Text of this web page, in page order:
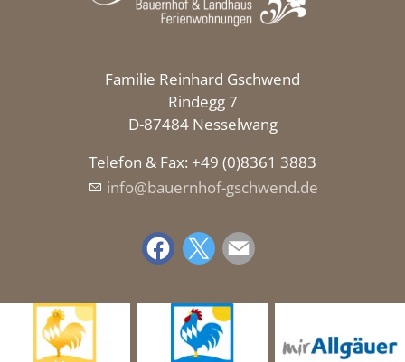
Familie Reinhard Gschwend
Rindegg 7
D-87484 Nesselwang
Telefon & Fax: +49 (0)8361 3883
nf
b rnh f-gschw nd d